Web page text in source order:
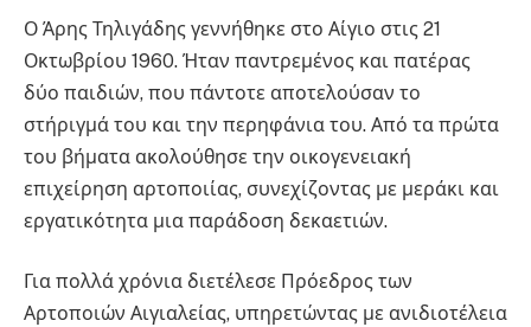
Ο Άρης Τηλιγάδης γεννήθηκε στο Αίγιο στις 21
Οκτωβρίου 1960. Ήταν παντρεμένος και πατέρας
δύο παιδιών, που πάντοτε αποτελούσαν το
στήριγμά του και την περηφάνια του. Από τα πρώτα
του βήματα ακολούθησε την οικογενειακή
επιχείρηση αρτοποιίας, συνεχίζοντας με μεράκι και
εργατικότητα μια παράδοση δεκαετιών.
Για πολλά χρόνια διετέλεσε Πρόεδρος των
Αρτοποιών Αιγιαλείας, υπηρετώντας με ανιδιοτέλεια